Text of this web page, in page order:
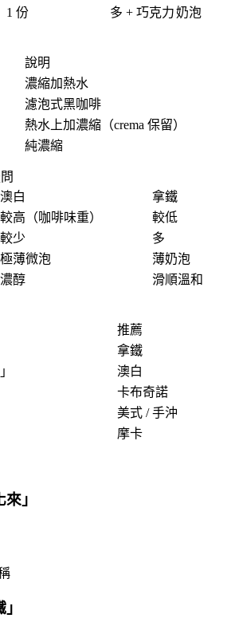
1 份 多 + 巧克力奶泡
說明
濃縮加熱水
濾泡式黑咖啡
熱水上加濃縮（crema 保留）
純濃縮
澳白
拿鐵
較高（咖啡味重）
較低
較少
多
極薄微泡
薄奶泡
濃醇 滑順溫和
推薦
拿鐵
」
澳白
卡布奇諾
美式 / 手沖
摩卡
來 」
」